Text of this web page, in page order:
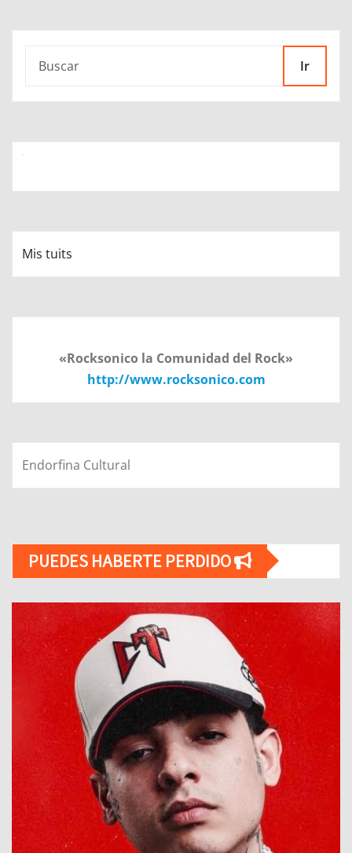
Ir
Mis tuits
«Rocksonico la Comunidad del Rock»
http://www.rocksonico.com
Endorfina Cultural
PUEDES HABERTE PERDIDO